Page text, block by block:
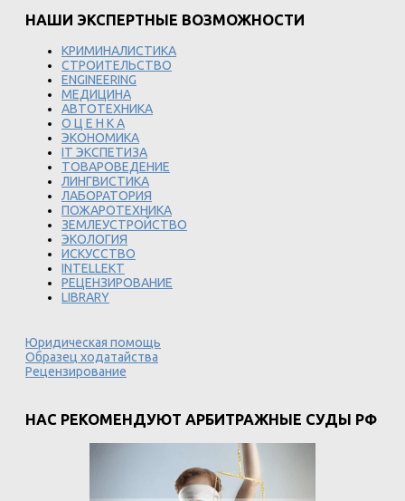
НАШИ ЭКСПЕРТНЫЕ ВОЗМОЖНОСТИ
КРИМИНАЛИСТИКА
СТРОИТЕЛЬСТВО
ENGINEERING
МЕДИЦИНА
АВТОТЕХНИКА
О Ц Е Н К А
ЭКОНОМИКА
IT ЭКСПЕТИЗА
ТОВАРОВЕДЕНИЕ
ЛИНГВИСТИКА
ЛАБОРАТОРИЯ
ПОЖАРОТЕХНИКА
ЗЕМЛЕУСТРОЙСТВО
ЭКОЛОГИЯ
ИСКУССТВО
INTELLEKT
РЕЦЕНЗИРОВАНИЕ
LIBRARY
Юридическая помощь
Образец ходатайства
Рецензирование
НАС РЕКОМЕНДУЮТ АРБИТРАЖНЫЕ СУДЫ РФ